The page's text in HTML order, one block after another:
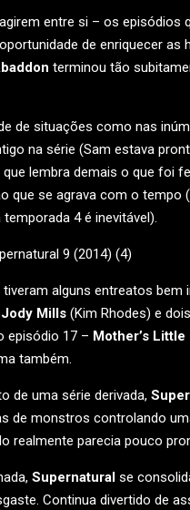
entre si – os episódios
de enriquecer
terminou tão
de situações como nas
na série (Sam estava
lembra demais o que foi
se agrava com o tempo
4 é inevitável).
alguns entreatos
Jody Mills (Kim Rhodes) e
episódio 17 – Mother’s
também.
de uma série derivada,
de monstros controlando
realmente parecia pouco
Supernatural se
Continua divertido de